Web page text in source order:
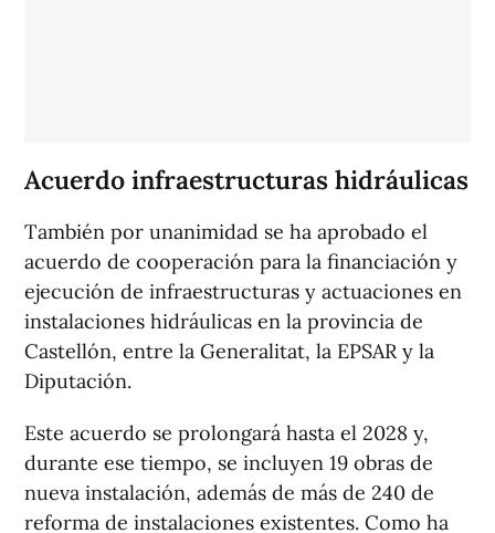
Acuerdo infraestructuras hidráulicas
También por unanimidad se ha aprobado el
acuerdo de cooperación para la financiación y
ejecución de infraestructuras y actuaciones en
instalaciones hidráulicas en la provincia de
Castellón, entre la Generalitat, la EPSAR y la
Diputación.
Este acuerdo se prolongará hasta el 2028 y,
durante ese tiempo, se incluyen 19 obras de
nueva instalación, además de más de 240 de
reforma de instalaciones existentes. Como ha